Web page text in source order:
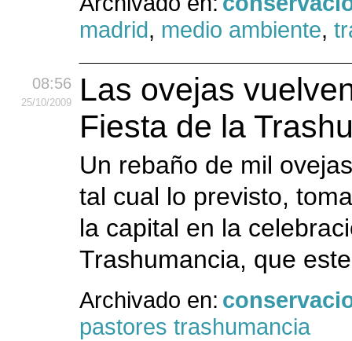
madrid, medio ambiente,
08:56
25/10/2009
Las ovejas
Fiesta de la
Un rebaño de mil
tal cual lo previsto,
la capital en la
Trashumancia, que
Archivado en:
pastores trashumancia